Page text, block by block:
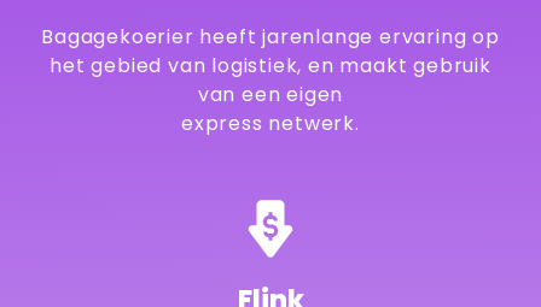
Bagagekoerier heeft jarenlange ervaring op
het gebied van logistiek, en maakt gebruik
van een eigen
express netwerk.